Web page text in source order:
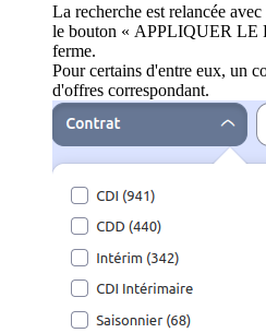
La recherche est relancée
le bouton « APPLIQUER LE
ferme.
Pour certains d'entre eux, un
d'offres correspondant.